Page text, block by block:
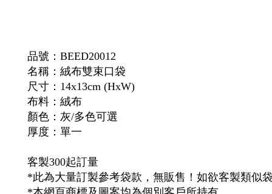
品號： BEED20012
名稱：絨布雙束口袋
尺寸：14x13cm (HxW)
布料： 絨布
顏色：灰/多色可選
厚度：單一
客製300起訂量
*此為大量訂製參考袋款，無販售！如欲客製類似